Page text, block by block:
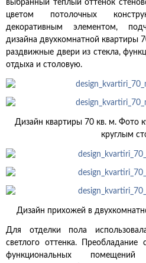
выбранный теплый оттенок
цветом потолочных
декоративным элементом,
дизайна двухкомнатной квартиры
раздвижные двери из стекла,
отдыха и столовую.
Дизайн квартиры 70 кв. м. Фото
круглым
Дизайн прихожей в
Для отделки пола
светлого оттенка. Преобладание
функциональных помещений